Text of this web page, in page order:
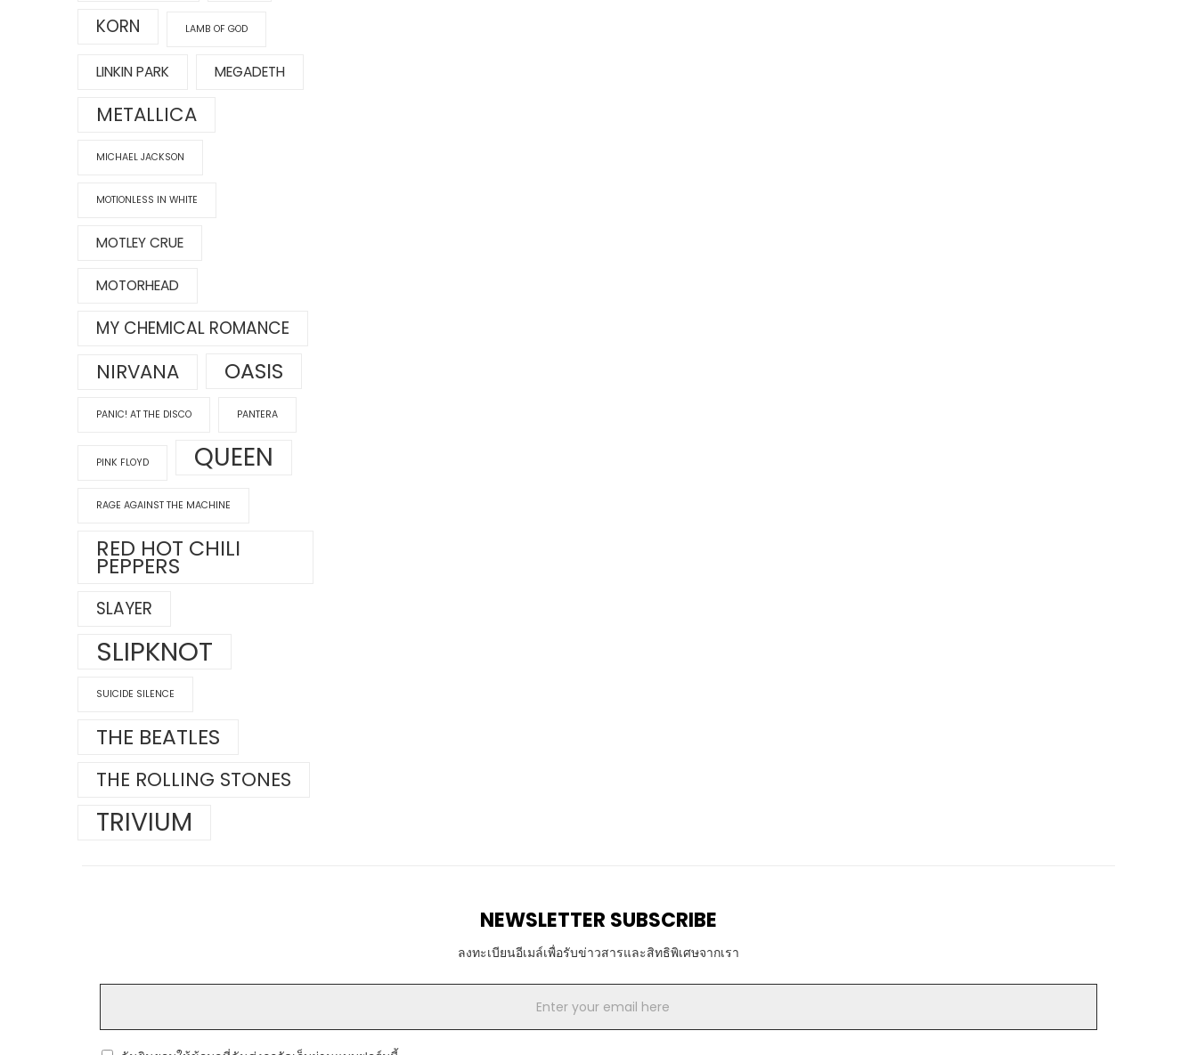
KORN LAMB OF GOD
LINKIN PARK MEGADETH
METALLICA
MICHAEL JACKSON
MOTIONLESS IN WHITE
MOTLEY CRUE
MOTORHEAD
MY CHEMICAL ROMANCE
NIRVANA OASIS
PANIC! AT THE DISCO PANTERA
PINK FLOYD QUEEN
RAGE AGAINST THE MACHINE
RED HOT CHILI
PEPPERS
SLAYER
SLIPKNOT
SUICIDE SILENCE
THE BEATLES
THE ROLLING STONES
TRIVIUM
NEWSLETTER SUBSCRIBE
ลงทะเบียนอีเมล์เพื่อรับข่าวสารและสิทธิพิเศษจากเรา